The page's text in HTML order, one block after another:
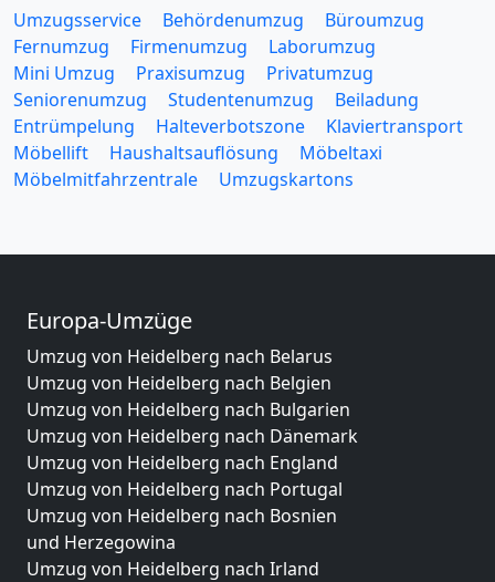
Umzugsservice Behördenumzug
Büroumzug
Fernumzug
Firmenumzug
Laborumzug
Mini Umzug
Praxisumzug
Privatumzug
Seniorenumzug
Studentenumzug
Beiladung
Entrümpelung
Halteverbotszone
Klaviertransport
Möbellift
Haushaltsauflösung
Möbeltaxi
Möbelmitfahrzentrale
Umzugskartons
Europa-Umzüge
Umzug von Heidelberg nach Belarus
Umzug von Heidelberg nach Belgien
Umzug von Heidelberg nach Bulgarien
Umzug von Heidelberg nach Dänemark
Umzug von Heidelberg nach England
Umzug von Heidelberg nach Portugal
Umzug von Heidelberg nach Bosnien
und Herzegowina
Umzug von Heidelberg nach Irland